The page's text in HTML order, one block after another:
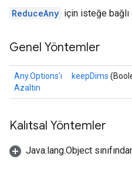
ReduceAny için isteğe
Genel Yöntemler
Any.Options'ı
Azaltın
keepDims
Kalıtsal Yöntemler
Java.lang.Object